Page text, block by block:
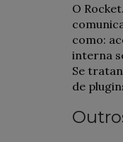
O
como:
interna
Se
de